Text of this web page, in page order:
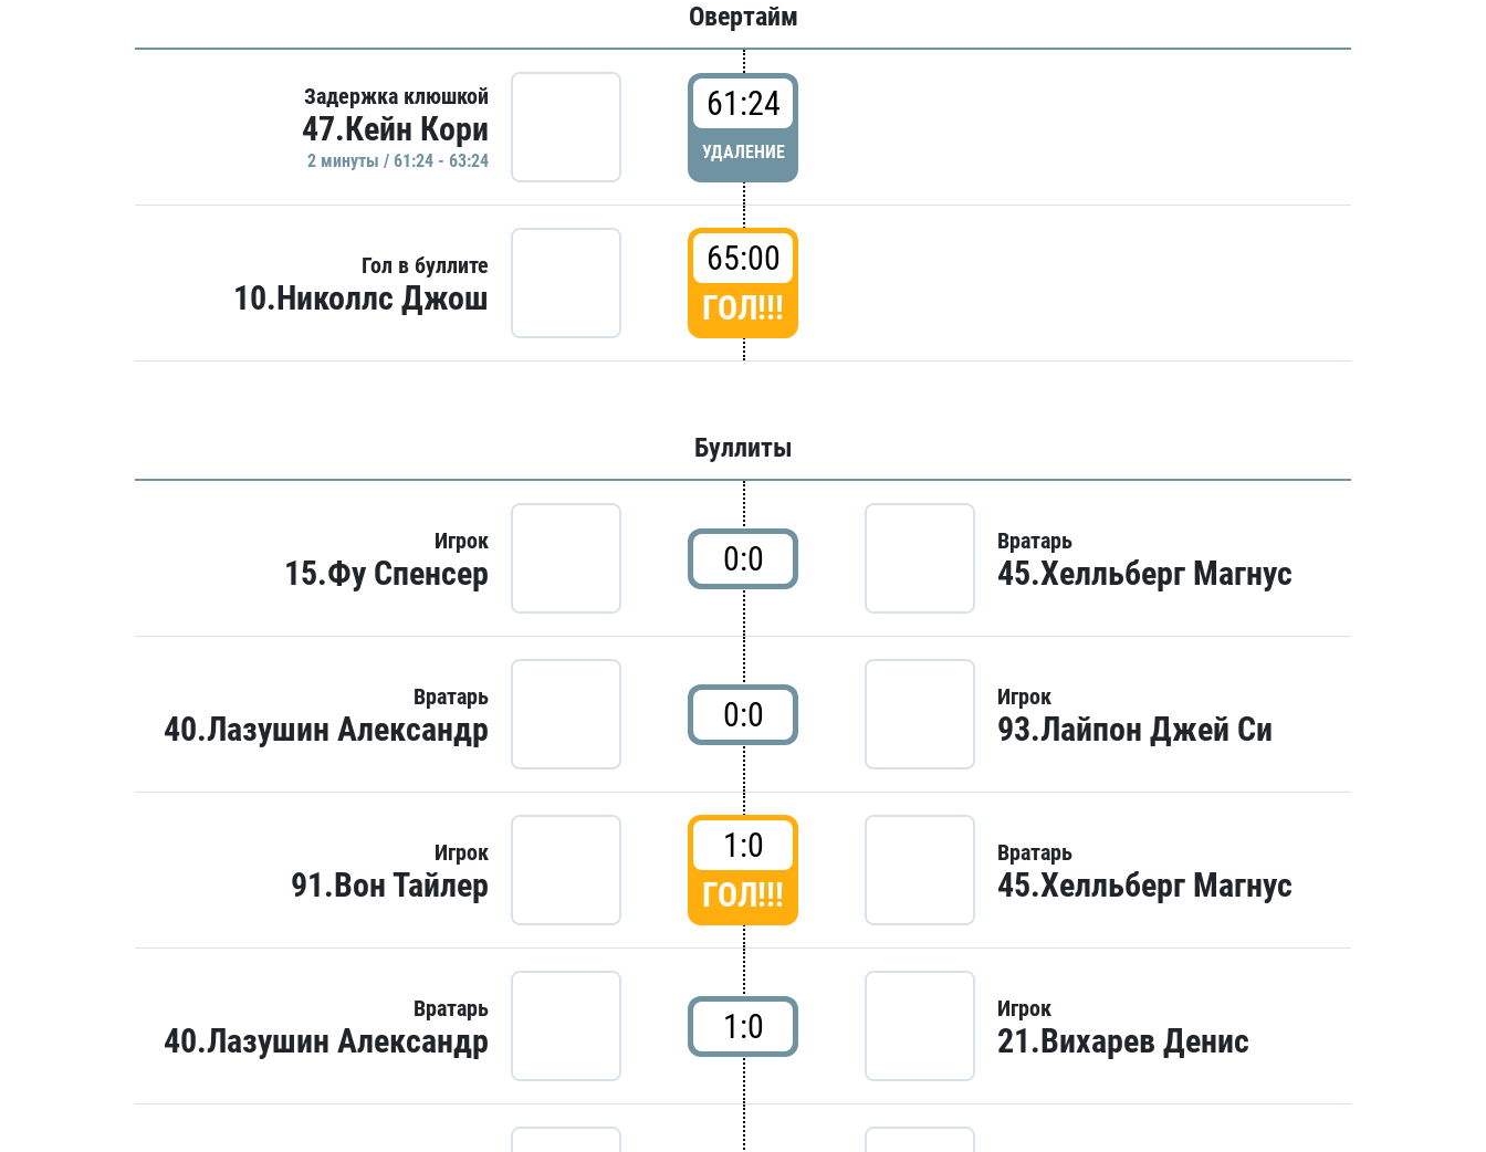
Овертайм
Задержка клюшкой
47.Кейн Кори
2 минуты / 61:24 - 63:24
61:24
УДАЛЕНИЕ
Гол в буллите
10.Николлс Джош
65:00
ГОЛ!!!
Буллиты
Игрок
15.Фу Спенсер 0:0 Вратарь
45.Хелльберг Магнус
Вратарь
40.Лазушин Александр 0:0 Игрок
93.Лайпон Джей Си
Игрок
91.Вон Тайлер
1:0
ГОЛ!!!
Вратарь
45.Хелльберг Магнус
Вратарь
40.Лазушин Александр 1:0 Игрок
21.Вихарев Денис